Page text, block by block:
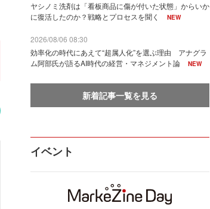
ヤシノミ洗剤は「看板商品に傷が付いた状態」からいか
に復活したのか？戦略とプロセスを聞く
NEW
2026/08/06 08:30
効率化の時代にあえて“超属人化”を選ぶ理由 アナグラ
ム阿部氏が語るAI時代の経営・マネジメント論
NEW
新着記事一覧を見る
イベント